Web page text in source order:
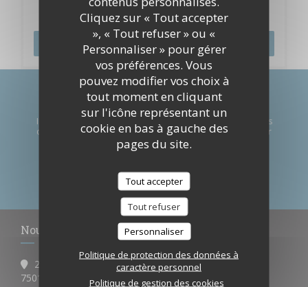
Cliquez sur « Tout accepter
», « Tout refuser » ou «
Personnaliser » pour gérer
vos préférences. Vous
pouvez modifier vos choix à
tout moment en cliquant
sur l'icône représentant un
cookie en bas à gauche des
pages du site.
Tout accepter
Tout refuser
Personnaliser
Politique de protection des données à
caractère personnel
Politique de gestion des cookies
Réservation
RÉSERVER
Newsletter*
Inscrivez-vous à notre lettre d'information pour recevoir des
communications personnalisées et des offres marketing par
courriel.
S'ABONNER
Nous contacter
256, rue de la Croix Nivert
75015 Paris
((ouvre une nouvelle fenêtre))